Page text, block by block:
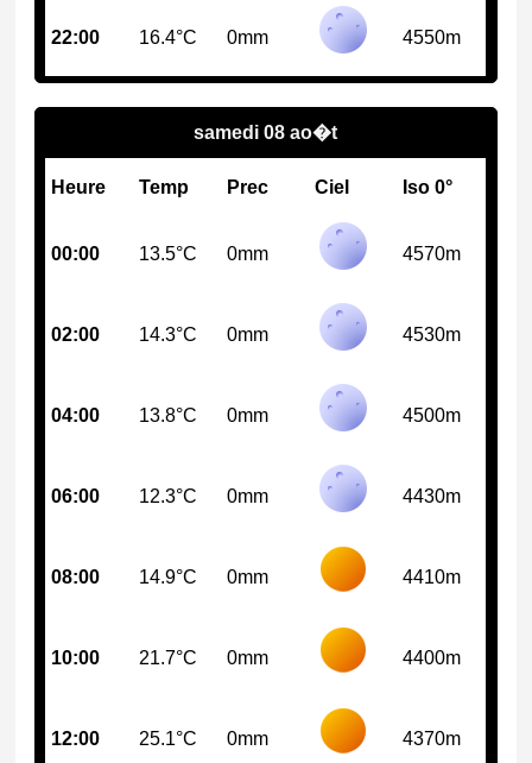
22:00 16.4°C 0mm 4550m
samedi 08 ao�t
Heure Temp Prec Ciel Iso 0°
00:00 13.5°C 0mm 4570m
02:00 14.3°C 0mm 4530m
04:00 13.8°C 0mm 4500m
06:00 12.3°C 0mm 4430m
08:00 14.9°C 0mm 4410m
10:00 21.7°C 0mm 4400m
12:00 25.1°C 0mm 4370m